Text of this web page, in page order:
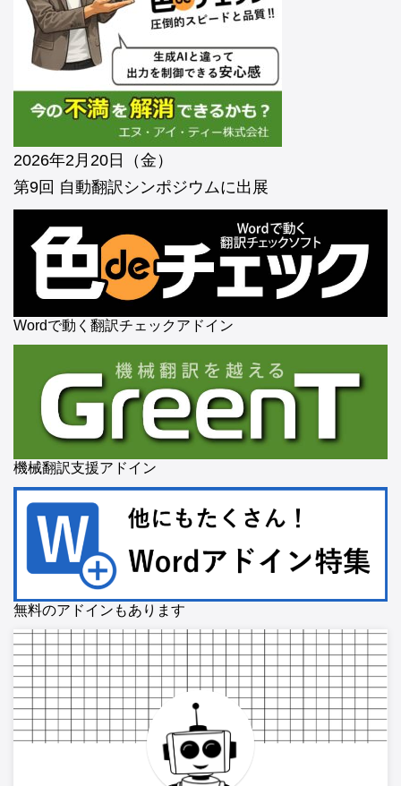
2026年2月20日（金）
第9回 自動翻訳シンポジウムに出展
Wordで動く翻訳チェックアドイン
機械翻訳支援アドイン
無料のアドインもあります